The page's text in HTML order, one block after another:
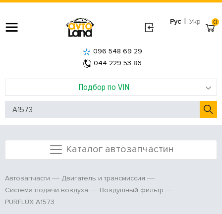
Рус | Укр
Подбор по VIN
096 548 69 29
044 229 53 86
0
Каталог автозапчастин
Автозапчасти
Двигатель и трансмиссия
Система подачи воздуха
Воздушный фильтр
PURFLUX A1573